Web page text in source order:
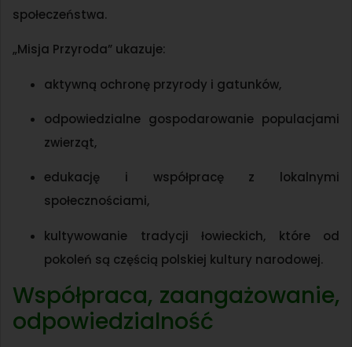
społeczeństwa.
„Misja Przyroda” ukazuje:
aktywną ochronę przyrody i gatunków,
odpowiedzialne gospodarowanie populacjami
zwierząt,
edukację i współpracę z lokalnymi
społecznościami,
kultywowanie tradycji łowieckich, które od
pokoleń są częścią polskiej kultury narodowej.
Współpraca, zaangażowanie,
odpowiedzialność